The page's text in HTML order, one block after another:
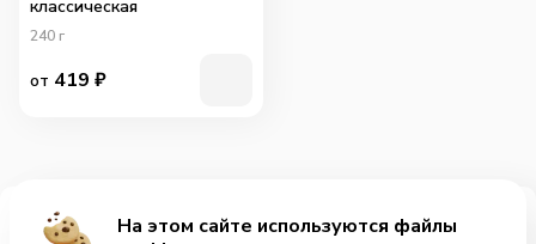
Добавить за 345₽
классическая
240 г
от 419 ₽
На этом сайте используются файлы